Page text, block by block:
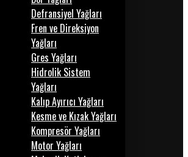
Defransiyel Yağları
Fren ve Direksiyon
Yağları
Gres Yağları
Hidrolik Sistem
Yağları
Kalıp Ayırıcı Yağları
Kesme ve Kızak Yağları
Kompresör Yağları
Motor Yağları